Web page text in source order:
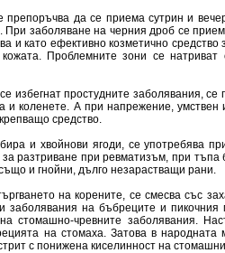
препоръчва да се приема сутрин и
заболяване на черния дроб се
и като ефективно козметично средство
Проблемните зони се натриват
избегнат простудните заболявания, се
и коленете. А при напрежение, умствен
средство.
и хвойнови ягоди, се употребява
разтриване при ревматизъм, при тъпа
и гнойни, дълго незарастващи рани.
на корените, се смесва със
заболявания на бъбреците и
стомашно-чревните заболявания.
на стомаха. Затова в народната
с понижена киселинност на